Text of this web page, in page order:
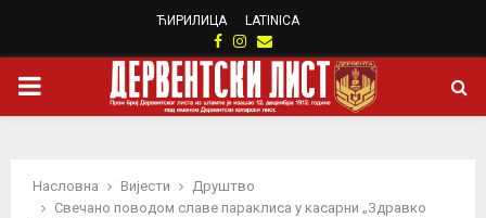
ЋИРИЛИЦА LATINICA
Facebook
Instagram
Email
PRIMARY
Насловна Вијести
Друштво
Свечано поводом славе параклиса у касарни „Здравко